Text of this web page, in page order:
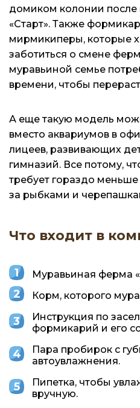
домиком колонии
«Старт». Также
мирмикиперы, которые
заботиться о смене
муравьиной семье
времени, чтобы
А еще такую модель
вместо аквариумов в
лицеев, развивающих
гимназий. Все потому,
требует гораздо
за рыбками и
Что входит в
Муравьиная ферма
Корм, которого
Инструкция по
формикарий и его
Пара пробирок с
автоувлажнения.
Пипетка, чтобы
вручную.